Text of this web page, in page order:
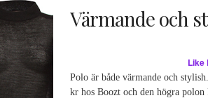
Värmande och
Like
Polo är både värmande och
kr hos Boozt och den högra